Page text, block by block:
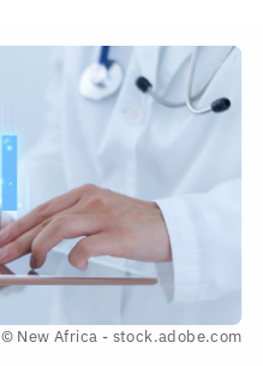
© New Africa - stock.adobe.com